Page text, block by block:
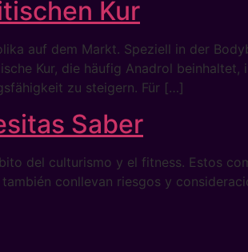
Kur
auf dem Markt. Speziell in der
Kur, die häufig Anadrol
zu steigern. Für […]
Saber
del culturismo y el fitness. Estos
conllevan riesgos y